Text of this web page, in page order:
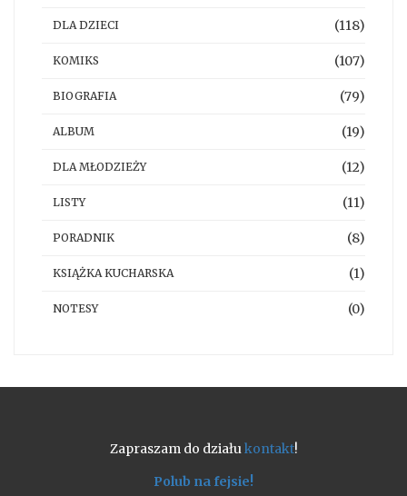
DLA DZIECI (118)
KOMIKS (107)
BIOGRAFIA (79)
ALBUM (19)
DLA MŁODZIEŻY (12)
LISTY (11)
PORADNIK (8)
KSIĄŻKA KUCHARSKA (1)
NOTESY (0)
Zapraszam do działukontakt!
Polub na fejsie!